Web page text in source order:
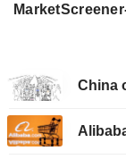
China